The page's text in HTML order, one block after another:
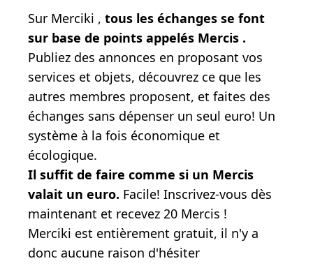
Sur Merciki , tous les échanges se font
sur base de points appelés Mercis .
Publiez des annonces en proposant vos
services et objets, découvrez ce que les
autres membres proposent, et faites des
échanges sans dépenser un seul euro! Un
système à la fois économique et
écologique.
Il suffit de faire comme si un Mercis
valait un euro. Facile! Inscrivez-vous dès
maintenant et recevez 20 Mercis !
Merciki est entièrement gratuit, il n'y a
donc aucune raison d'hésiter